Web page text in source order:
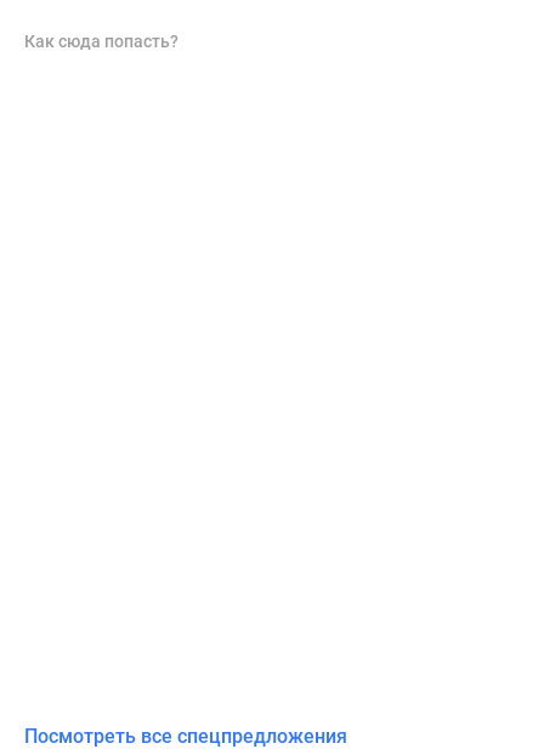
Как сюда попасть?
Посмотреть все спецпредложения